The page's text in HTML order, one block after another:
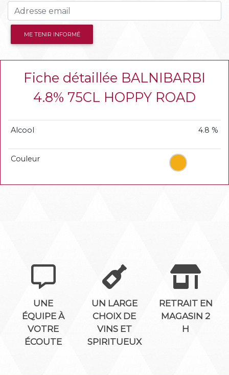
ME TENIR INFORMÉ
Fiche détaillée BALNIBARBI
4.8% 75CL HOPPY ROAD
Alcool 4.8 %
Couleur
UNE
ÉQUIPE À
VOTRE
ÉCOUTE
UN LARGE
CHOIX DE
VINS ET
SPIRITUEUX
RETRAIT EN
MAGASIN 2
H